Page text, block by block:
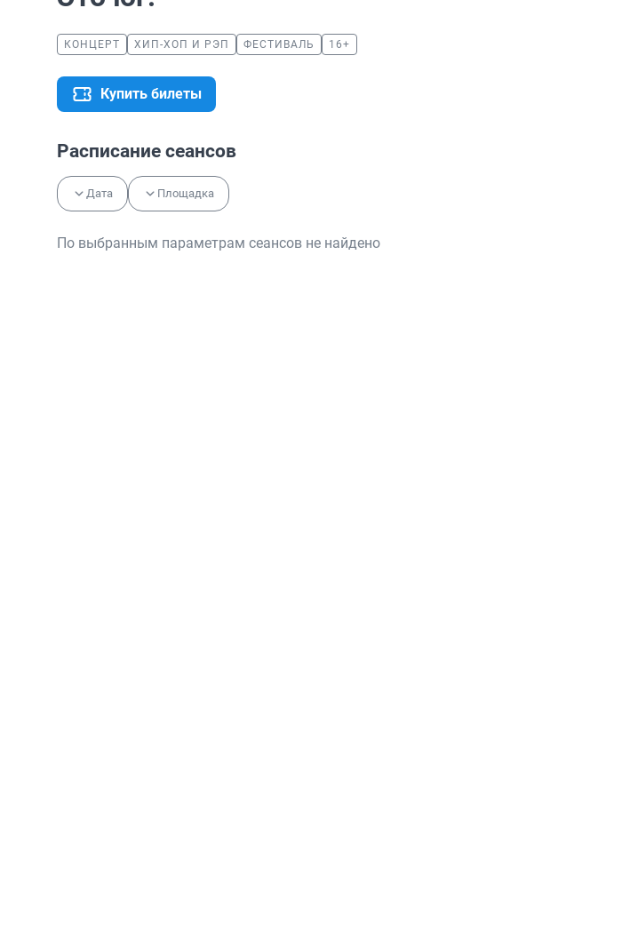
КОНЦЕРТ ХИП-ХОП И РЭП ФЕСТИВАЛЬ 16+
Купить билеты
Расписание сеансов
Дата Площадка
По выбранным параметрам сеансов не найдено